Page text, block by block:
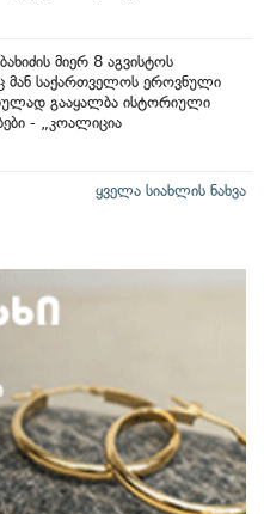
მიერ 8 აგვისტოს
მან საქართველოს ეროვნული
გააყალბა ისტორიული
- „კოალიცია
ყველა სიახლის ნახვა